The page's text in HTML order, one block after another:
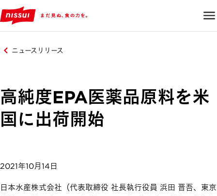
ニュースリリース
高純度EPA医薬品原料を米
国に出荷開始
2021年10月14日
日本水産株式会社（代表取締役 社長執行役員 浜田 晋吾、東京